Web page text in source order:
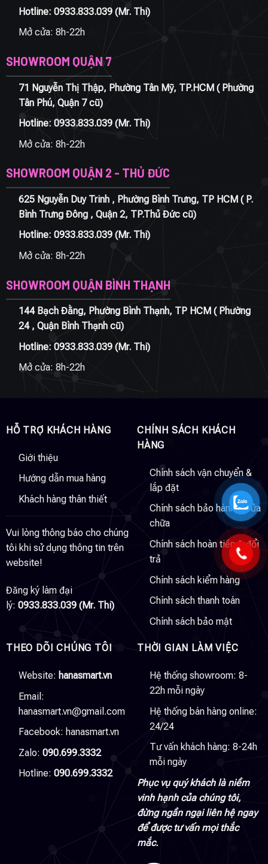
Hotline: 0933.833.039(Mr. Thi)
Mở cửa: 8h-22h
SHOWROOM QUẬN 7
71 Nguyễn Thị Thập, Phường Tân Mỹ, TP.HCM ( Phường
Tân Phú, Quận 7 cũ)
Hotline: 0933.833.039(Mr. Thi)
Mở cửa: 8h-22h
SHOWROOM QUẬN 2 - THỦ ĐỨC
625 Nguyễn Duy Trinh , Phường Bình Trưng, TP HCM ( P.
Bình Trưng Đông , Quận 2, TP.Thủ Đức cũ)
Hotline: 0933.833.039(Mr. Thi)
Mở cửa: 8h-22h
SHOWROOM QUẬN BÌNH THẠNH
144 Bạch Đằng, Phường Bình Thạnh, TP HCM ( Phường
24 , Quận Bình Thạnh cũ)
Hotline: 0933.833.039(Mr. Thi)
Mở cửa: 8h-22h
HỖ TRỢ KHÁCH HÀNG
Giới thiệu
Hướng dẫn mua hàng
Khách hàng thân thiết
Vui lòng thông báo cho chúng
tôi khi sử dụng thông tin trên
website!
Đăng ký làm đại
lý: 0933.833.039 (Mr. Thi)
CHÍNH SÁCH KHÁCH
HÀNG
Chính sách vận chuyển &
lắp đặt
Chính sách bảo hành & sửa
chữa
Chính sách hoàn tiền & đổi
trả
Chính sách kiểm hàng
Chính sách thanh toán
Chính sách bảo mật
THEO DÕI CHÚNG TÔI
Website: hanasmart.vn
Email:
hanasmart.vn@gmail.com
Facebook: hanasmart.vn
Zalo: 090.699.3332
Hotline: 090.699.3332
THỜI GIAN LÀM VIỆC
Hệ thống showroom: 8-
22h mỗi ngày
Hệ thống bán hàng online:
24/24
Tư vấn khách hàng: 8-24h
mỗi ngày
Phục vụ quý khách là niềm
vinh hạnh của chúng tôi,
đừng ngần ngại liên hệ ngay
để được tư vấn mọi thắc
mắc.